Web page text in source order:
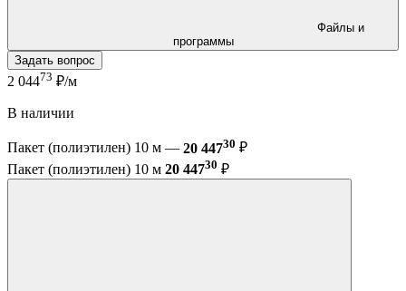
программы
Задать вопрос
2 04473 ₽/м
В наличии
Пакет (полиэтилен) 10 м — 20 44730 ₽
Пакет (полиэтилен) 10 м 20 44730 ₽